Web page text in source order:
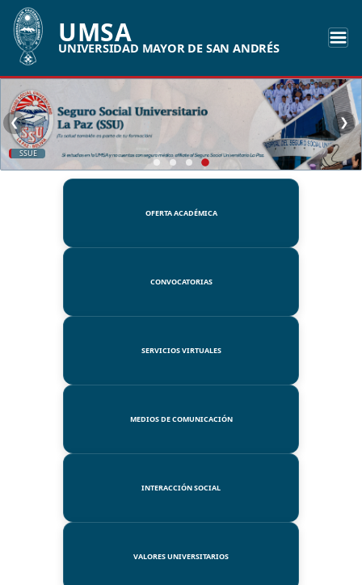
UMSA
UNIVERSIDAD MAYOR DE SAN ANDRÉS
SSUE
❮ ❯
OFERTA ACADÉMICA
CONVOCATORIAS
SERVICIOS VIRTUALES
MEDIOS DE COMUNICACIÓN
INTERACCIÓN SOCIAL
VALORES UNIVERSITARIOS